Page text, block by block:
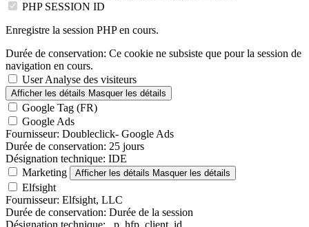
PHP SESSION ID
Enregistre la session PHP en cours.
Durée de conservation: Ce cookie ne subsiste que pour la session de
navigation en cours.
User Analyse des visiteurs
Afficher les détails Masquer les détails
Google Tag (FR)
Google Ads
Fournisseur: Doubleclick- Google Ads
Durée de conservation: 25 jours
Désignation technique: IDE
Marketing
Afficher les détails Masquer les détails
Elfsight
Fournisseur: Elfsight, LLC
Durée de conservation: Durée de la session